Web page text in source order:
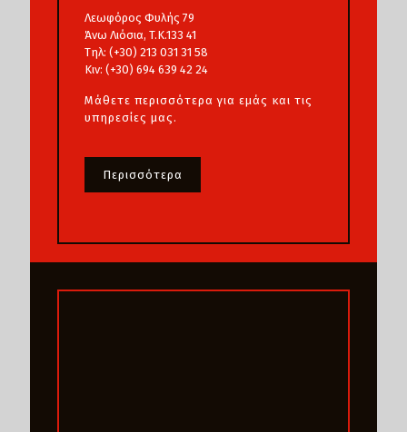
Λεωφόρος Φυλής 79
Άνω Λιόσια, T.K.133 41
Τηλ: (+30) 213 031 31 58
Κιν: (+30) 694 639 42 24
Μάθετε περισσότερα για εμάς και τις
υπηρεσίες μας.
Περισσότερα